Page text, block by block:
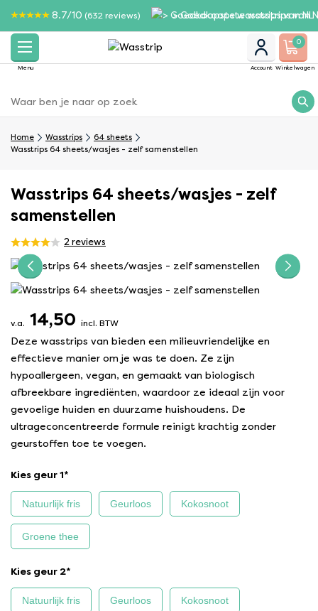
8.7/10 (632 reviews) > Goedkoopste wasstrips van
Menu Account
0
Winkelwagen
Home Wasstrips
64 sheets
Wasstrips 64 sheets/wasjes - zelf samenstellen
Wasstrips 64 sheets/wasjes - zelf
samenstellen
2 reviews
v.a. 14,50 incl. BTW
Deze wasstrips van bieden een milieuvriendelijke en
effectieve manier om je was te doen. Ze zijn
hypoallergeen, vegan, en gemaakt van biologisch
afbreekbare ingrediënten, waardoor ze ideaal zijn voor
gevoelige huiden en duurzame huishoudens. De
ultrageconcentreerde formule reinigt krachtig zonder
geurstoffen toe te voegen.
Kies geur 1*
Natuurlijk fris Geurloos Kokosnoot
Groene thee
Kies geur 2*
Natuurlijk fris Geurloos Kokosnoot